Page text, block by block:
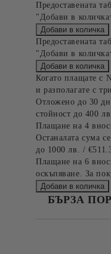
Предоставената
"Добави в
Предоставената
"Добави в
Когато плащате с
и разполагате с
Отложено до 30
стойност до 400
Плащане на 4
Останалата сума
до 1000 лв. /
Плащане на 6
оскъпяване. За
БЪРЗА